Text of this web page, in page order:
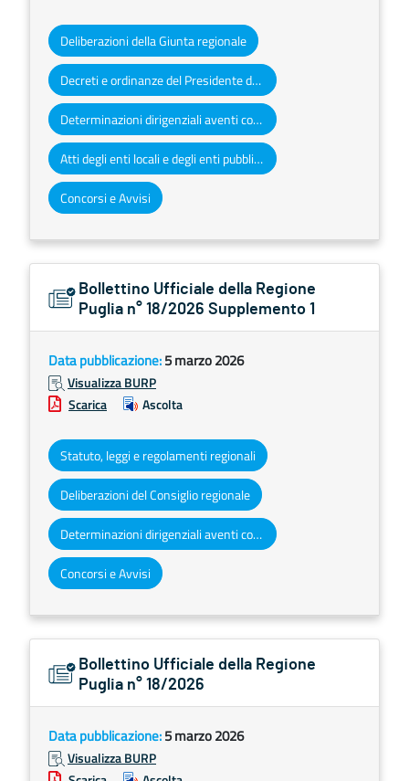
Deliberazioni della Giunta regionale
Decreti e ordinanze del Presidente della Giunta regionale
Determinazioni dirigenziali aventi contenuto di interesse generale
Atti degli enti locali e degli enti pubblici e privati
Concorsi e Avvisi
Bollettino Ufficiale della Regione
Puglia n° 18/2026 Supplemento 1
Data pubblicazione:5 marzo 2026
Visualizza BURP
Scarica
Ascolta
Statuto, leggi e regolamenti regionali
Deliberazioni del Consiglio regionale
Determinazioni dirigenziali aventi contenuto di interesse generale
Concorsi e Avvisi
Bollettino Ufficiale della Regione
Puglia n° 18/2026
Data pubblicazione:5 marzo 2026
Visualizza BURP